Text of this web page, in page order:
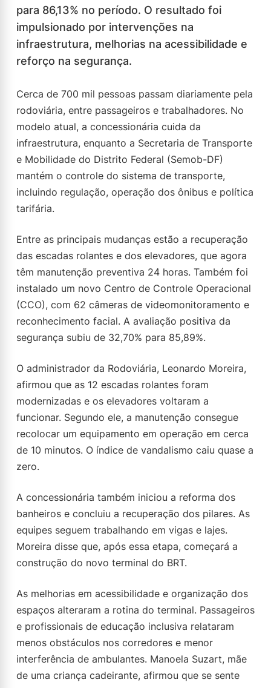
para 86,13% no período. O resultado foi
impulsionado por intervenções na
infraestrutura, melhorias na acessibilidade e
reforço na segurança.
Cerca de 700 mil pessoas passam diariamente pela
rodoviária, entre passageiros e trabalhadores. No
modelo atual, a concessionária cuida da
infraestrutura, enquanto a Secretaria de Transporte
e Mobilidade do Distrito Federal (Semob-DF)
mantém o controle do sistema de transporte,
incluindo regulação, operação dos ônibus e política
tarifária.
Entre as principais mudanças estão a recuperação
das escadas rolantes e dos elevadores, que agora
têm manutenção preventiva 24 horas. Também foi
instalado um novo Centro de Controle Operacional
(CCO), com 62 câmeras de videomonitoramento e
reconhecimento facial. A avaliação positiva da
segurança subiu de 32,70% para 85,89%.
O administrador da Rodoviária, Leonardo Moreira,
afirmou que as 12 escadas rolantes foram
modernizadas e os elevadores voltaram a
funcionar. Segundo ele, a manutenção consegue
recolocar um equipamento em operação em cerca
de 10 minutos. O índice de vandalismo caiu quase a
zero.
A concessionária também iniciou a reforma dos
banheiros e concluiu a recuperação dos pilares. As
equipes seguem trabalhando em vigas e lajes.
Moreira disse que, após essa etapa, começará a
construção do novo terminal do BRT.
As melhorias em acessibilidade e organização dos
espaços alteraram a rotina do terminal. Passageiros
e profissionais de educação inclusiva relataram
menos obstáculos nos corredores e menor
interferência de ambulantes. Manoela Suzart, mãe
de uma criança cadeirante, afirmou que se sente